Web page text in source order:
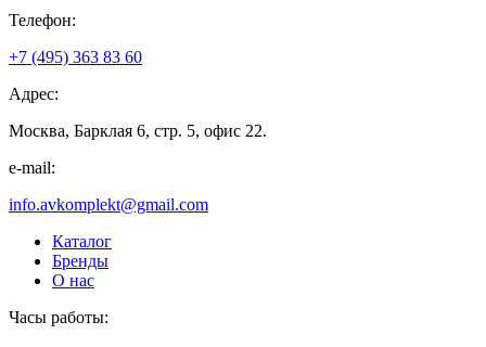
Телефон:
+7 (495) 363 83 60
Адрес:
Москва, Барклая 6, стр. 5, офис 22.
e-mail:
info.avkomplekt@gmail.com
Каталог
Бренды
О нас
Часы работы: